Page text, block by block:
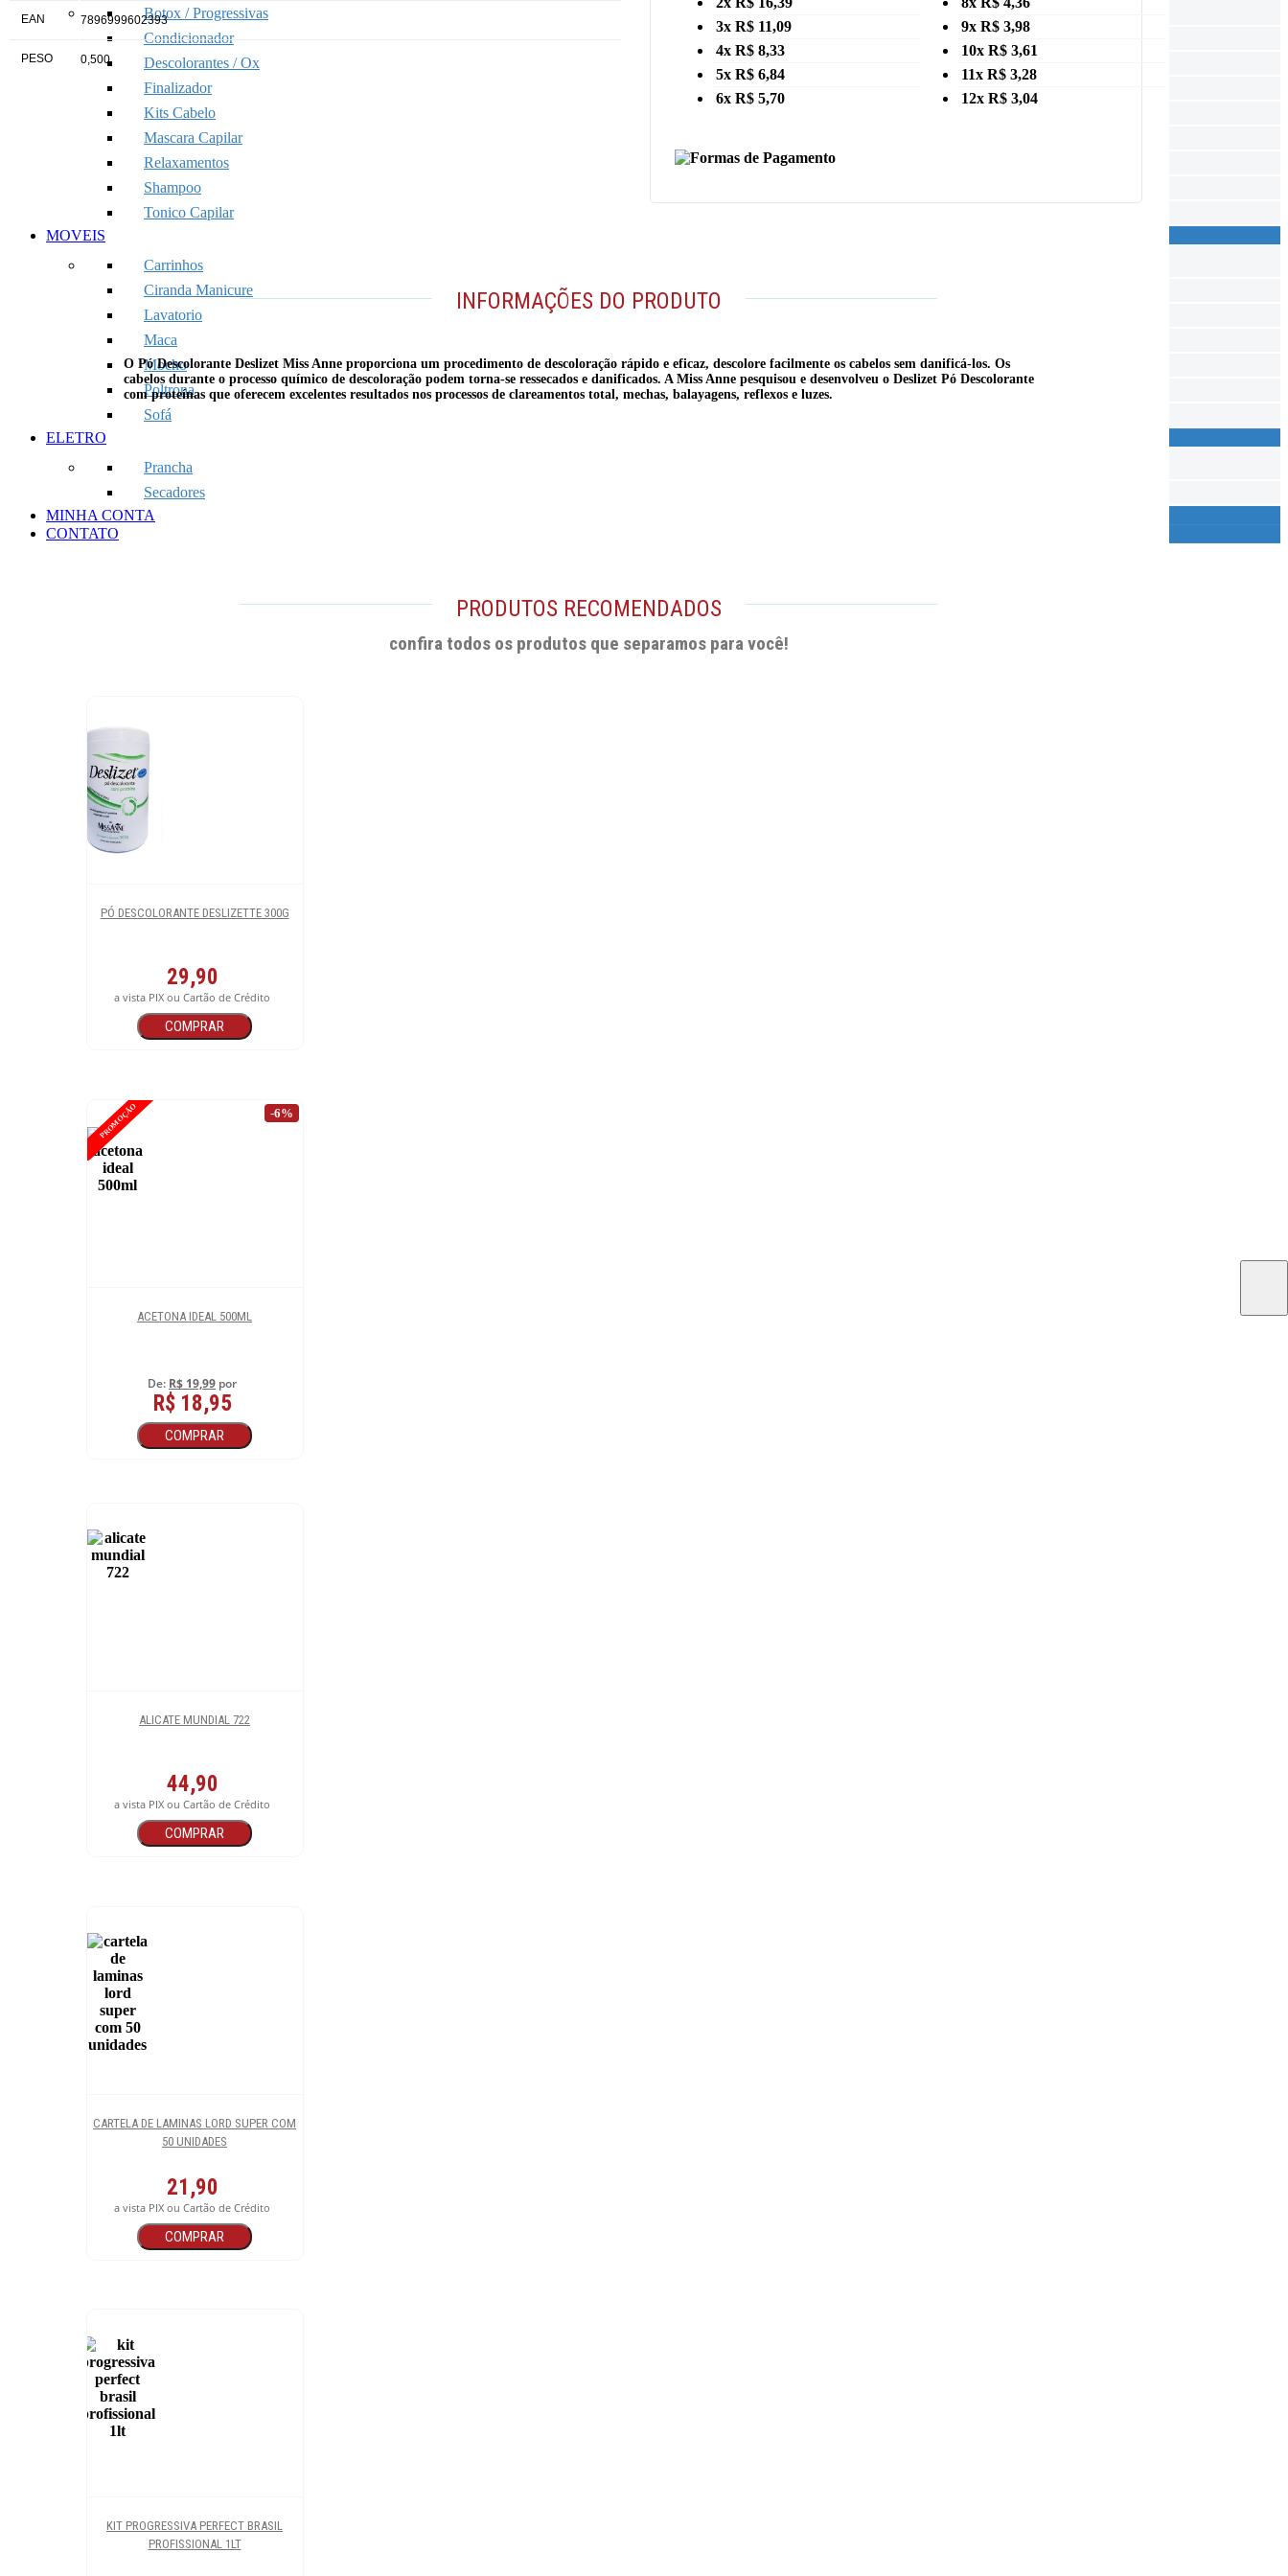
Botox / Progressivas
Condicionador
Descolorantes / Ox
Finalizador
Kits Cabelo
Mascara Capilar
Relaxamentos
Shampoo
Tonico Capilar
MOVEIS
Carrinhos
Ciranda Manicure
Lavatorio
Maca
Mocho
Poltrona
Sofá
ELETRO
Prancha
Secadores
MINHA CONTA
CONTATO
EAN 7896999602393
PESO 0,500
3x R$ 11,09
4x R$ 8,33
5x R$ 6,84
6x R$ 5,70
9x R$ 3,98
10x R$ 3,61
11x R$ 3,28
12x R$ 3,04
INFORMAÇÕES DO PRODUTO
O Pó Descolorante Deslizet Miss Anne proporciona um procedimento de descoloração rápido e eficaz, descolore facilmente os cabelos sem danificá-los. Os
cabelos durante o processo químico de descoloração podem torna-se ressecados e danificados. A Miss Anne pesquisou e desenvolveu o Deslizet Pó Descolorante
com proteínas que oferecem excelentes resultados nos processos de clareamentos total, mechas, balayagens, reflexos e luzes.
PRODUTOS RECOMENDADOS
confira todos os produtos que separamos para você!
PÓ DESCOLORANTE DESLIZETTE 300G
29,90
a vista PIX ou Cartão de Crédito
COMPRAR
PROMOÇÃO -6%
ACETONA IDEAL 500ML
De: R$ 19,99 por
R$ 18,95
COMPRAR
ALICATE MUNDIAL 722
44,90
a vista PIX ou Cartão de Crédito
COMPRAR
CARTELA DE LAMINAS LORD SUPER COM
50 UNIDADES
21,90
a vista PIX ou Cartão de Crédito
COMPRAR
KIT PROGRESSIVA PERFECT BRASIL
PROFISSIONAL 1LT